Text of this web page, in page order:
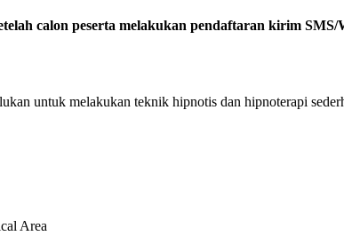
calon peserta melakukan pendaftaran kirim
untuk melakukan teknik hipnotis dan hipnoterapi
Area